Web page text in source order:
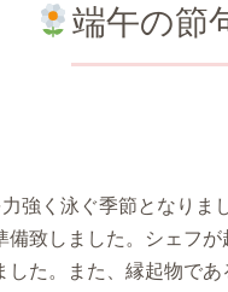
端午の節
強く泳ぐ季節となり
致しました。シェフ
た。また、縁起物で